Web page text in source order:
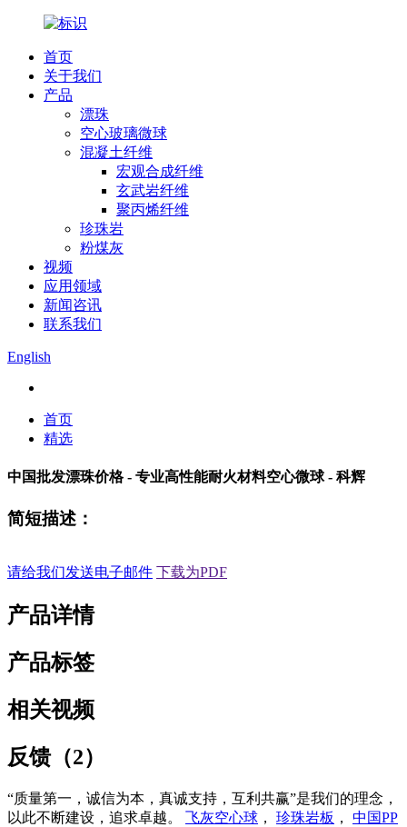
首页
关于我们
产品
漂珠
空心玻璃微球
混凝土纤维
宏观合成纤维
玄武岩纤维
聚丙烯纤维
珍珠岩
粉煤灰
视频
应用领域
新闻咨讯
联系我们
English
首页
精选
中国批发漂珠价格 - 专业高性能耐火材料空心微球 - 科辉
简短描述：
请给我们发送电子邮件 下载为PDF
产品详情
产品标签
相关视频
反馈（2）
“质量第一，诚信为本，真诚支持，互利共赢”是我们的理念，
以此不断建设，追求卓越。 飞灰空心球 ， 珍珠岩板 ， 中国PP